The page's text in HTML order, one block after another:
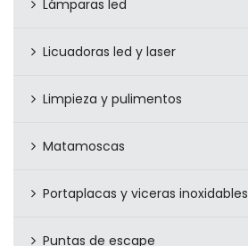
Lámparas led
Licuadoras led y laser
Limpieza y pulimentos
Matamoscas
Portaplacas y viceras inoxidables
Puntas de escape